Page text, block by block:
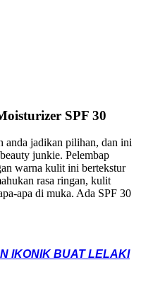
SPF 30
anda jadikan pilihan, dan ini
junkie. Pelembap
warna kulit ini bertekstur
rasa ringan, kulit
apa di muka. Ada SPF 30
IKONIK BUAT LELAKI